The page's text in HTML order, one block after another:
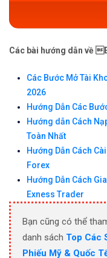
Các bài hướng dẫn về
Các Bước Mở Tài
2026
Hướng Dẫn Các
Hướng dẫn Cách
Toàn Nhất
Hướng Dẫn Cách
Forex
Hướng Dẫn Cách
Exness Trader
Bạn cũng có thể
danh sách Top Các
Phiếu Mỹ & Quốc